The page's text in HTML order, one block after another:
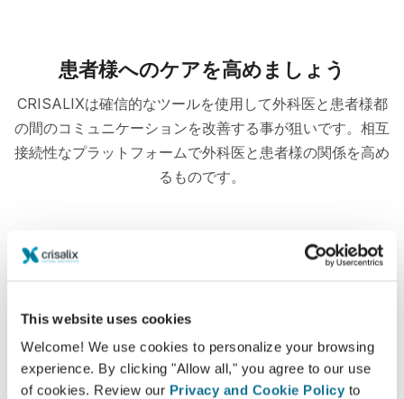
This website uses cookies
Welcome! We use cookies to personalize your browsing
experience. By clicking "Allow all," you agree to our use
of cookies. Review our Privacy and Cookie Policy to
患者様へのケアを高めましょう
CRISALIXは確信的なツールを使用して外科医と患者様都
の間のコミュニケーションを改善する事が狙いです。相互
接続性なプラットフォームで外科医と患者様の関係を高め
るものです。
レーションを元に施術を選択し、想像される術後の
仕上がりを判断するお手伝いをします。